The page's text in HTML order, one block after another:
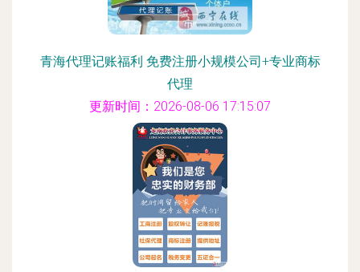
青海代理记账福利 免费注册小规模公司+专业商标
代理
更新时间：2026-08-06 17:15:07